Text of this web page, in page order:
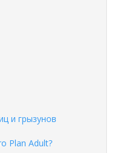
и грызунов
Plan Adult?